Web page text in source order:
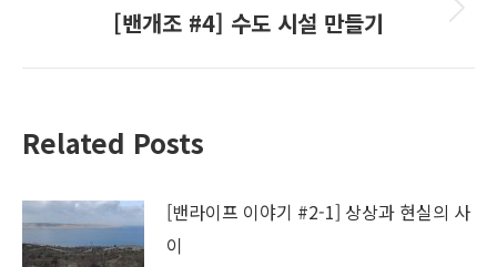
Next
[밴개조 #4] 수도 시설 만들기
Related Posts
[밴라이프 이야기 #2-1] 상상과 현실의 사
이